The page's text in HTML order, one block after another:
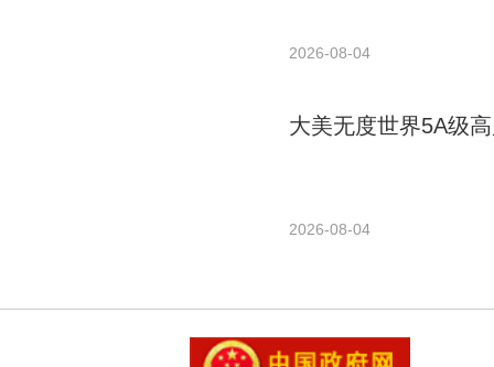
2026-08-04
大美无度世界5A级
2026-08-04